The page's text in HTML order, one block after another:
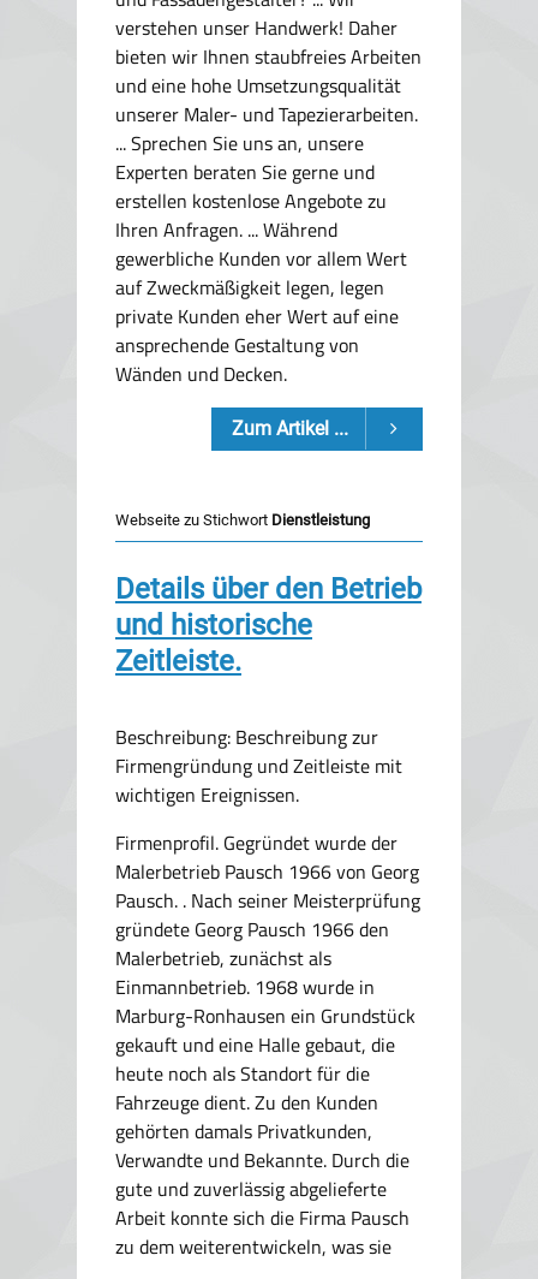
verstehen unser Handwerk! Daher
bieten wir Ihnen staubfreies Arbeiten
und eine hohe Umsetzungsqualität
unserer Maler- und Tapezierarbeiten.
... Sprechen Sie uns an, unsere
Experten beraten Sie gerne und
erstellen kostenlose Angebote zu
Ihren Anfragen. ... Während
gewerbliche Kunden vor allem Wert
auf Zweckmäßigkeit legen, legen
private Kunden eher Wert auf eine
ansprechende Gestaltung von
Wänden und Decken.
Zum Artikel ...
Webseite zu Stichwort Dienstleistung
Details über den Betrieb
und historische
Zeitleiste.
Beschreibung: Beschreibung zur
Firmengründung und Zeitleiste mit
wichtigen Ereignissen.
Firmenprofil. Gegründet wurde der
Malerbetrieb Pausch 1966 von Georg
Pausch. . Nach seiner Meisterprüfung
gründete Georg Pausch 1966 den
Malerbetrieb, zunächst als
Einmannbetrieb. 1968 wurde in
Marburg-Ronhausen ein Grundstück
gekauft und eine Halle gebaut, die
heute noch als Standort für die
Fahrzeuge dient. Zu den Kunden
gehörten damals Privatkunden,
Verwandte und Bekannte. Durch die
gute und zuverlässig abgelieferte
Arbeit konnte sich die Firma Pausch
zu dem weiterentwickeln, was sie